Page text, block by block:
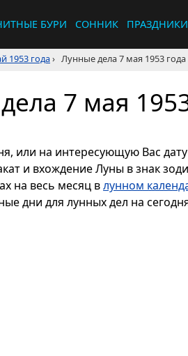
БУРИ СОННИК ПРАЗДНИКИ
1953 года› Лунные дела 7 мая 1953 года
7 мая
или на интересующую Вас
и вхождение Луны в знак
на весь месяц влунном
дни для лунных дел на